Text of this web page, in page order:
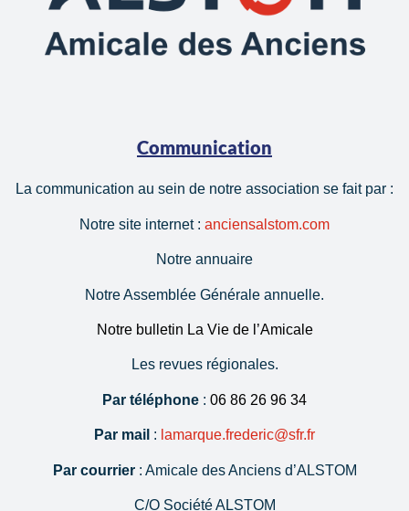
Communication
La communication au sein de notre association se fait par :
Notre site internet : anciensalstom.com
Notre annuaire
Notre Assemblée Générale annuelle.
Notre bulletin La Vie de l’Amicale
Les revues régionales.
Par téléphone : 06 86 26 96 34
Par mail : lamarque.frederic@sfr.fr
Par courrier: Amicale des Anciens d’ALSTOM
C/O Société ALSTOM